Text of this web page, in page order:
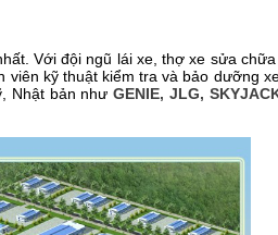
Với đội ngũ lái xe, thợ xe sửa
kỹ thuật kiểm tra và bảo dưỡng
Nhật bản nhưGENIE, JLG,